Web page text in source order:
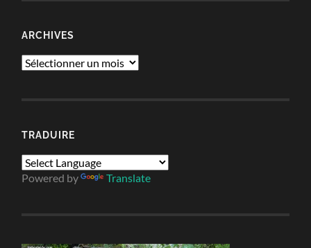
ARCHIVES
Archives
TRADUIRE
Powered by Translate